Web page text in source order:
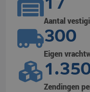
Aantal
300
Eigen
Zendingen